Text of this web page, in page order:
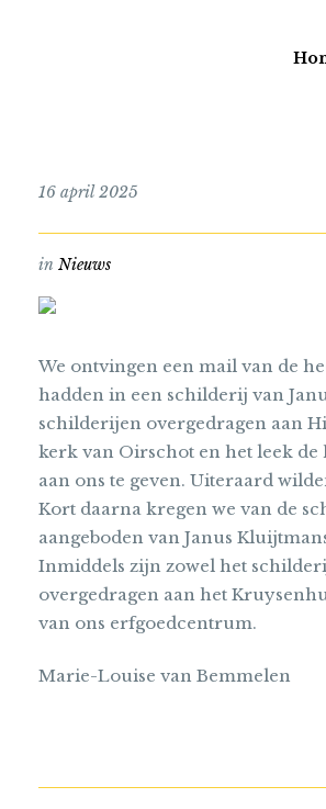
16 april 2025
in Nieuws
We ontvingen een mail van de
hadden in een schilderij van
schilderijen overgedragen aan
kerk van Oirschot en het leek
aan ons te geven. Uiteraard
Kort daarna kregen we van de
aangeboden van Janus
Inmiddels zijn zowel het
overgedragen aan het
van ons erfgoedcentrum.
Marie-Louise van Bemmelen